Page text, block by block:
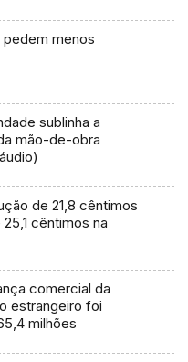
menos
sublinha a
mão-de-obra
de 21,8 cêntimos
cêntimos na
comercial da
estrangeiro foi
milhões